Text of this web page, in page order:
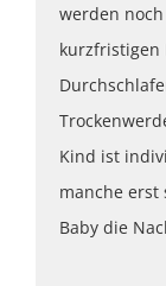
werden
kurzfristigen
Kind ist
manche erst
Baby die